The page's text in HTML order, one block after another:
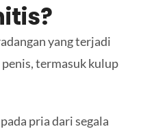
yang terjadi
termasuk kulup
pria dari segala